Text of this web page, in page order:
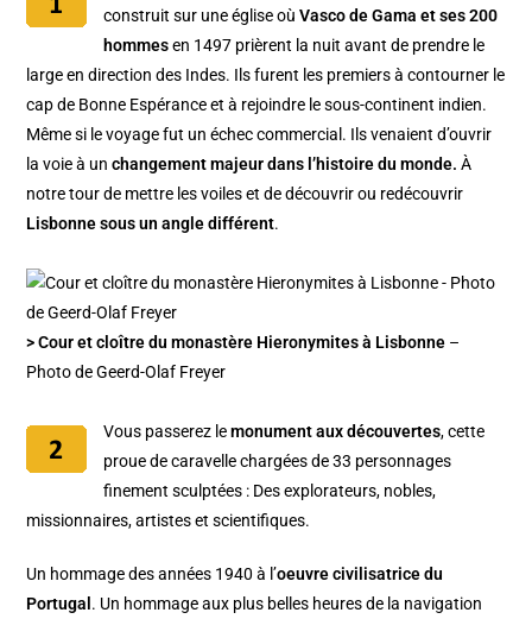
construit sur une église oùVasco de Gama et ses 200
hommesen 1497 prièrent la nuit avant de prendre le
large en direction des Indes. Ils furent les premiers à contourner le
cap de Bonne Espérance et à rejoindre le sous-continent indien.
Même si le voyage fut un échec commercial. Ils venaient d’ouvrir
la voie à unchangement majeur dans l’histoire du monde.À
notre tour de mettre les voiles et de découvrir ou redécouvrir
Lisbonne sous un angle différent.
> Cour et cloître du monastère Hieronymites à Lisbonne –
Photo de Geerd-Olaf Freyer
Vous passerez lemonument aux découvertes, cette
proue de caravelle chargées de 33 personnages
finement sculptées : Des explorateurs, nobles,
missionnaires, artistes et scientifiques.
Un hommage des années 1940 à l’oeuvre civilisatrice du
Portugal . Un hommage aux plus belles heures de la navigation